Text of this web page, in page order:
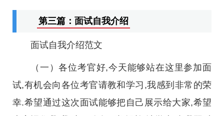
第三篇：面试自我介绍
面试自我介绍范文
（一）各位考官好,今天能够站在这里参加面
试,有机会向各位考官请教和学习,我感到非常的荣
幸.希望通过这次面试能够把自己展示给大家,希望